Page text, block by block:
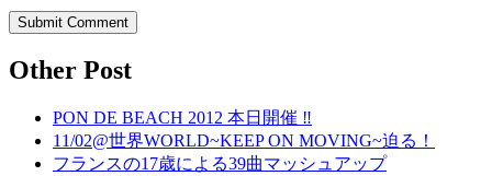
Other Post
PON DE BEACH 2012 本日開催 ‼
11/02@世界WORLD~KEEP ON MOVING~迫る！
フランスの17歳による39曲マッシュアップ